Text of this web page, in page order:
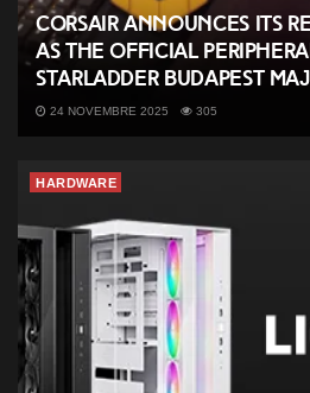
CORSAIR Announces its
as the Official
StarLadder Budapest
24 NOVEMBRE 2025 305
HARDWARE